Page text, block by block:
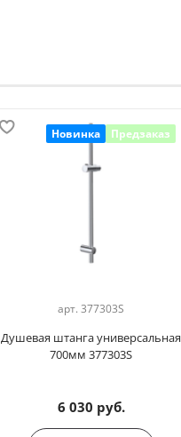
Новинка Предзаказ
арт.377303S
Душевая штанга универсальная
700мм 377303S
6 030 руб.